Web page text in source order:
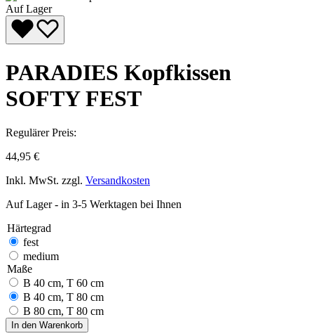
Auf Lager
PARADIES Kopfkissen
SOFTY FEST
Regulärer Preis:
44,95 €
Inkl. MwSt. zzgl. Versandkosten
Auf Lager - in 3-5 Werktagen bei Ihnen
Härtegrad
fest
medium
Maße
B 40 cm, T 60 cm
B 40 cm, T 80 cm
B 80 cm, T 80 cm
In den Warenkorb